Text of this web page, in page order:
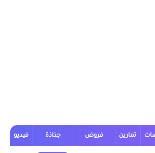
تمارين فروض جذاذة فيديو